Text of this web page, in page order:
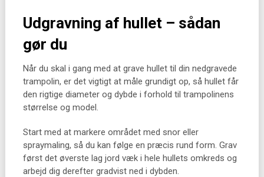
Udgravning af hullet – sådan
gør du
Når du skal i gang med at grave hullet til din nedgravede
trampolin, er det vigtigt at måle grundigt op, så hullet får
den rigtige diameter og dybde i forhold til trampolinens
størrelse og model.
Start med at markere området med snor eller
spraymaling, så du kan følge en præcis rund form. Grav
først det øverste lag jord væk i hele hullets omkreds og
arbejd dig derefter gradvist ned i dybden.